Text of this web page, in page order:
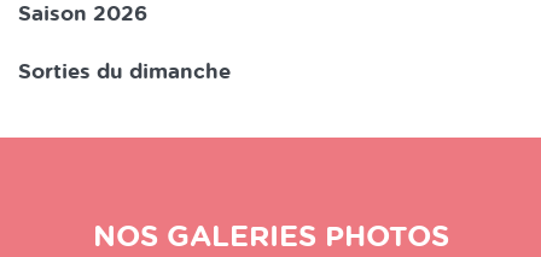
Saison 2026
Sorties du dimanche
NOS GALERIES PHOTOS